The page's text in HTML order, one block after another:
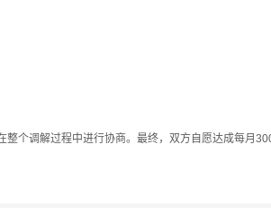
个调解过程中进行协商。最终，双方自愿达成每月